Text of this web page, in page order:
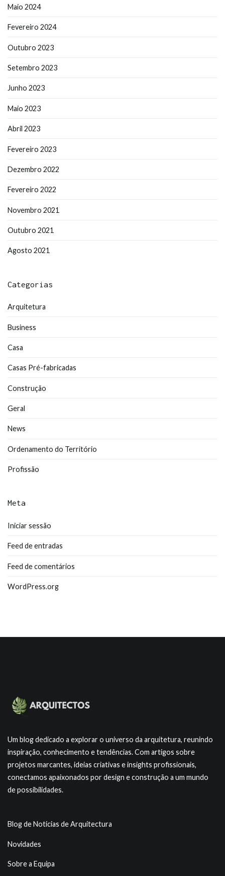
Maio 2024
Fevereiro 2024
Outubro 2023
Setembro 2023
Junho 2023
Maio 2023
Abril 2023
Fevereiro 2023
Dezembro 2022
Fevereiro 2022
Novembro 2021
Outubro 2021
Agosto 2021
Categorias
Arquitetura
Business
Casa
Casas Pré-fabricadas
Construção
Geral
News
Ordenamento do Território
Profissão
Meta
Iniciar sessão
Feed de entradas
Feed de comentários
WordPress.org
Um blog dedicado a explorar o universo da arquitetura, reunindo
inspiração, conhecimento e tendências. Com artigos sobre
projetos marcantes, ideias criativas e insights profissionais,
conectamos apaixonados por design e construção a um mundo
de possibilidades.
Blog de Noticias de Arquitectura
Novidades
Sobre a Equipa